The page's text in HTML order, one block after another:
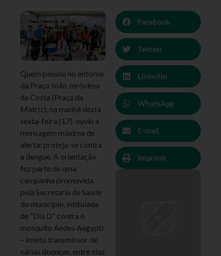
Quem passou no entorno
da Praça João Jerônimo
da Costa (Praça da
Matriz), na manhã desta
sexta-feira (17), ouviu a
mensagem máxima de
alerta: proteja-se contra
a dengue. A orientação
fez parte de uma
campanha promovida
pela Secretaria de Saúde
do município, intitulada
de “Dia D” contra o
mosquito Aedes Aegypti
– inseto transmissor de
várias doenças, entre elas
Facebook
Twitter
LinkedIn
WhatsApp
E-mail
Imprimir